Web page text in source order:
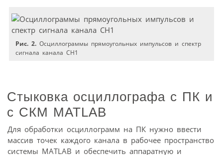
Рис. 2. Осциллограммы прямоугольных импульсов и спектр
сигнала канала CH1
Стыковка осциллографа с ПК и
с СКМ MATLAB
Для обработки осциллограмм на ПК нужно ввести
массив точек каждого канала в рабочее пространство
системы MATLAB и обеспечить аппаратную и